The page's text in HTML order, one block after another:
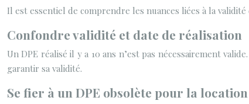
Il est essentiel de comprendre les nuances liées à la
Confondre validité et date de réalisation
Un DPE réalisé il y a 10 ans n’est pas nécessairement
garantir sa validité.
Se fier à un DPE obsolète pour la location